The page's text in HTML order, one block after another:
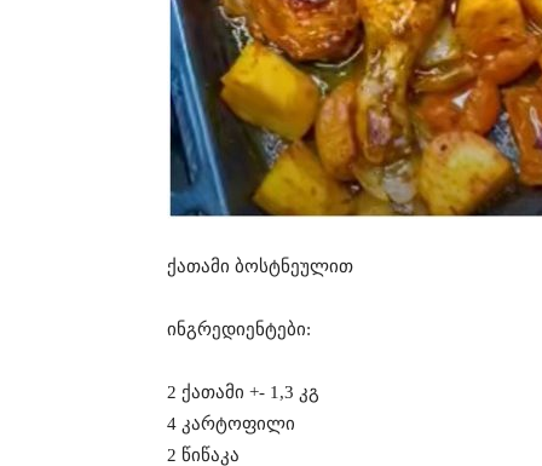
ქათამი ბოსტნეულით
ინგრედიენტები:
2 ქათამი +- 1,3 კგ
4 კარტოფილი
2 წიწაკა